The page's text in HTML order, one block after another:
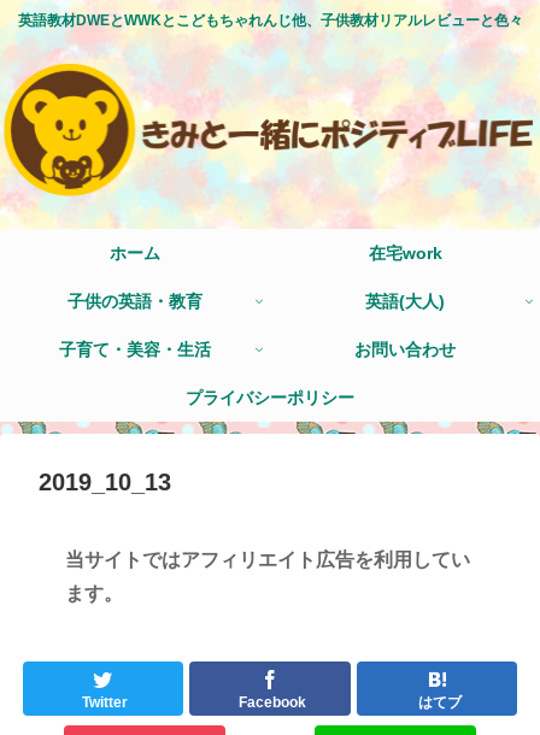
英語教材DWEとWWKとこどもちゃれんじ他、子供教材リアルレビューと色々
ホーム 在宅work
子供の英語・教育 英語(大人)
子育て・美容・生活 お問い合わせ
プライバシーポリシー
2019_10_13
当サイトではアフィリエイト広告を利用してい
ます。
Twitter Facebook はてブ